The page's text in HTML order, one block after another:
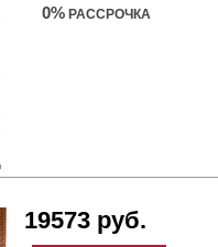
0% РАССРОЧКА
19573 руб.